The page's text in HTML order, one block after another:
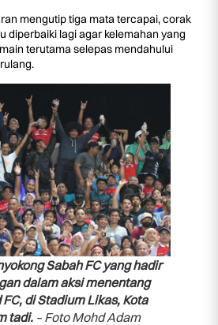
mengutip tiga mata tercapai, corak
diperbaiki lagi agar kelemahan yang
terutama selepas mendahului
Sabah FC yang hadir
dalam aksi menentang
di Stadium Likas, Kota
tadi. – Foto Mohd Adam